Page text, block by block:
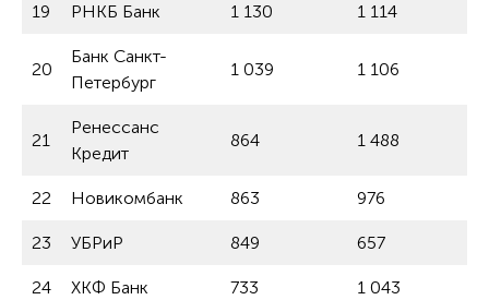
19 РНКБ Банк 1 130 1 114
20
Банк Санкт-
Петербург
1 039 1 106
21
Ренессанс
Кредит
864 1 488
22 Новикомбанк 863 976
23 УБРиР 849 657
24 ХКФ Банк 733 1 043